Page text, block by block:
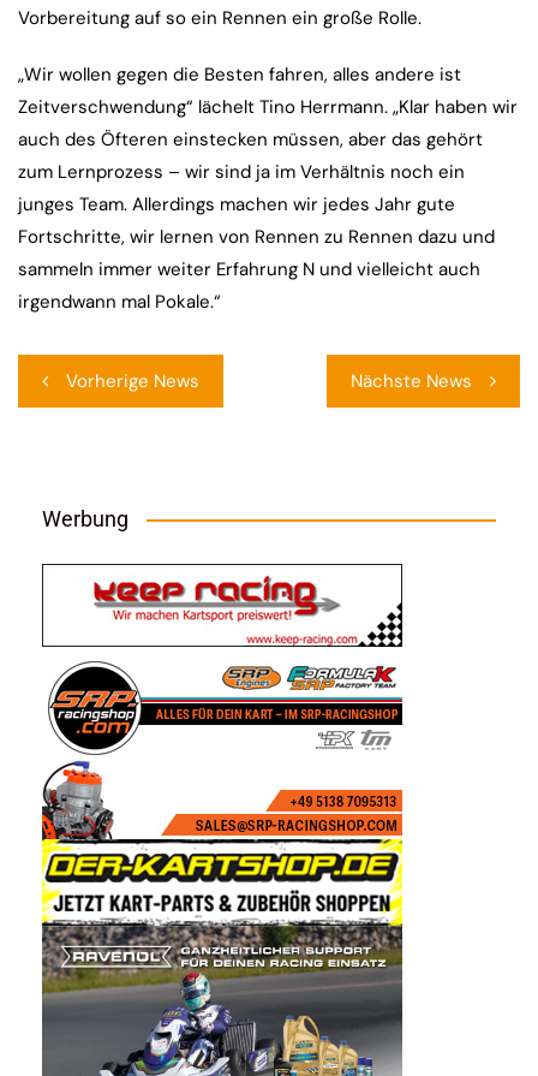
Vorbereitung auf so ein Rennen ein große Rolle.
„Wir wollen gegen die Besten fahren, alles andere ist
Zeitverschwendung“ lächelt Tino Herrmann. „Klar haben wir
auch des Öfteren einstecken müssen, aber das gehört
zum Lernprozess – wir sind ja im Verhältnis noch ein
junges Team. Allerdings machen wir jedes Jahr gute
Fortschritte, wir lernen von Rennen zu Rennen dazu und
sammeln immer weiter Erfahrung N und vielleicht auch
irgendwann mal Pokale.“
Vorherige News Nächste News
Werbung